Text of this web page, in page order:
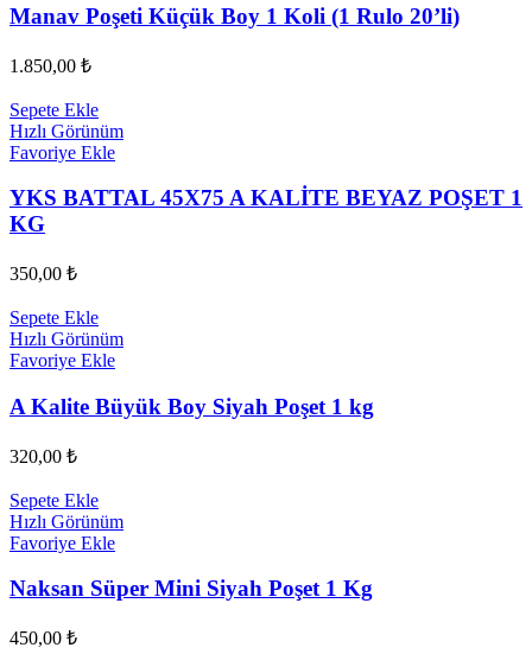
Manav Poşeti Küçük Boy 1 Koli (1 Rulo 20’li)
1.850,00 ₺
Sepete Ekle
Hızlı Görünüm
Favoriye Ekle
YKS BATTAL 45X75 A KALİTE BEYAZ POŞET 1
KG
350,00 ₺
Sepete Ekle
Hızlı Görünüm
Favoriye Ekle
A Kalite Büyük Boy Siyah Poşet 1 kg
320,00 ₺
Sepete Ekle
Hızlı Görünüm
Favoriye Ekle
Naksan Süper Mini Siyah Poşet 1 Kg
450,00 ₺